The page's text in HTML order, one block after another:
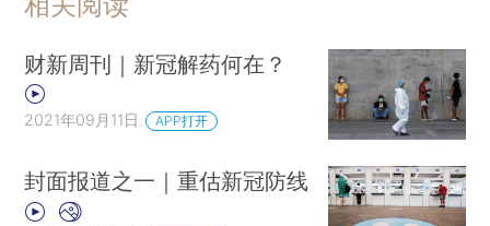
财新周刊｜新冠解药何在？
2021年09月11日 APP打开
封面报道之一｜重估新冠防线